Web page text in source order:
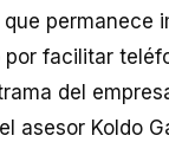
permanece
por facilitar
del
asesor Koldo